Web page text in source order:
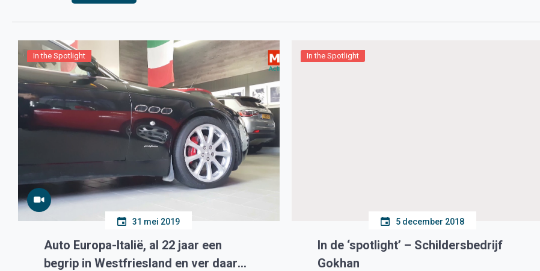
In the Spotlight
31 mei 2019
Auto Europa-Italië, al 22 jaar een
begrip in Westfriesland en ver daar
In the Spotlight
5 december 2018
In de ‘spotlight’ – Schildersbedrijf
Gokhan